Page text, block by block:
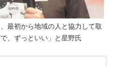
最初から地域の人と協力して取
、ずっといい」と星野氏